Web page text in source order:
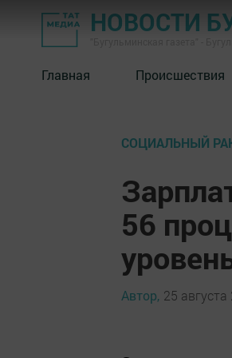
НОВОСТИ
Главная Происшествия
СОЦИАЛЬНЫЙ
56
Автор, 25